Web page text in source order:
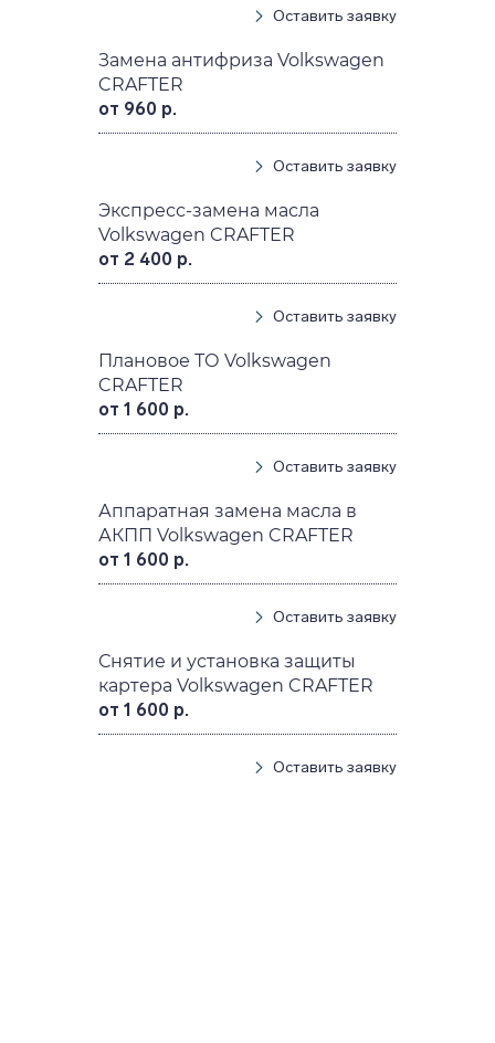
Оставить заявку
Замена антифриза Volkswagen
CRAFTER
от 960 р.
Оставить заявку
Экспресс-замена масла
Volkswagen CRAFTER
от 2 400 р.
Оставить заявку
Плановое ТО Volkswagen
CRAFTER
от 1 600 р.
Оставить заявку
Аппаратная замена масла в
АКПП Volkswagen CRAFTER
от 1 600 р.
Оставить заявку
Снятие и установка защиты
картера Volkswagen CRAFTER
от 1 600 р.
Оставить заявку